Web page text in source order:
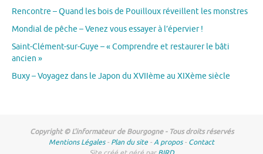
Rencontre – Quand les bois de Pouilloux réveillent les monstres
Mondial de pêche – Venez vous essayer à l’épervier !
Saint-Clément-sur-Guye – « Comprendre et restaurer le bâti
ancien »
Buxy – Voyagez dans le Japon du XVIIème au XIXème siècle
Copyright © L'informateur de Bourgogne - Tous droits réservés
Mentions Légales- Plan du site -A propos- Contact